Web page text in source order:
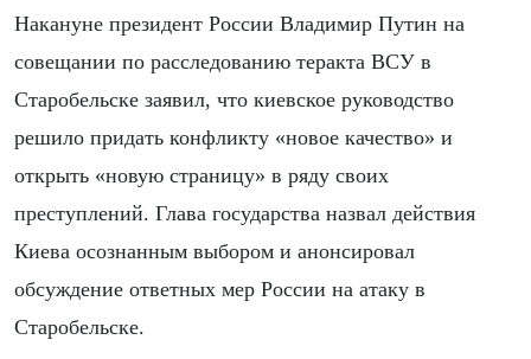
Накануне президент России Владимир Путин на
совещании по расследованию теракта ВСУ в
Старобельске заявил, что киевское руководство
решило придать конфликту «новое качество» и
открыть «новую страницу» в ряду своих
преступлений. Глава государства назвал действия
Киева осознанным выбором и анонсировал
обсуждение ответных мер России на атаку в
Старобельске.